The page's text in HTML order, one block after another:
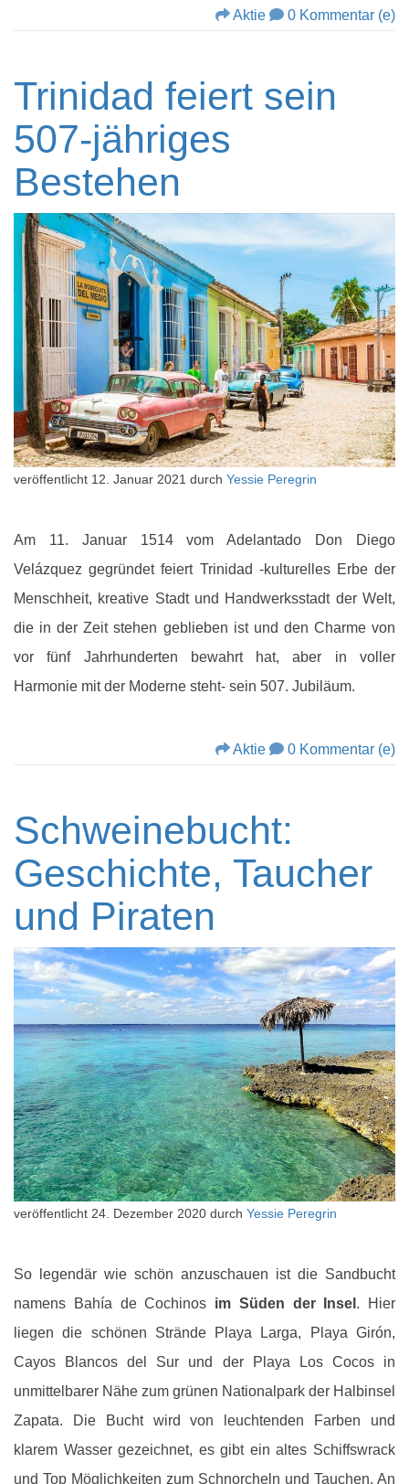
Aktie 0 Kommentar (e)
Trinidad feiert sein
507-jähriges
Bestehen
veröffentlicht 12. Januar 2021 durch Yessie Peregrin
Am 11. Januar 1514 vom Adelantado Don Diego
Velázquez gegründet feiert Trinidad -kulturelles Erbe der
Menschheit, kreative Stadt und Handwerksstadt der Welt,
die in der Zeit stehen geblieben ist und den Charme von
vor fünf Jahrhunderten bewahrt hat, aber in voller
Harmonie mit der Moderne steht- sein 507. Jubiläum.
Aktie 0 Kommentar (e)
Schweinebucht:
Geschichte, Taucher
und Piraten
veröffentlicht 24. Dezember 2020 durch Yessie Peregrin
So legendär wie schön anzuschauen ist die Sandbucht
namens Bahía de Cochinos im Süden der Insel . Hier
liegen die schönen Strände Playa Larga, Playa Girón,
Cayos Blancos del Sur und der Playa Los Cocos in
unmittelbarer Nähe zum grünen Nationalpark der Halbinsel
Zapata. Die Bucht wird von leuchtenden Farben und
klarem Wasser gezeichnet, es gibt ein altes Schiffswrack
und Top Möglichkeiten zum Schnorcheln und Tauchen. An